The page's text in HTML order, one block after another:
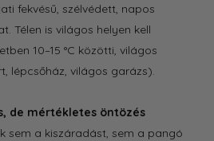
fekvésű, szélvédett, napos
Télen is világos helyen kell
10–15 °C közötti, világos
lépcsőház, világos garázs).
de mértékletes öntözés
sem a kiszáradást, sem a pangó